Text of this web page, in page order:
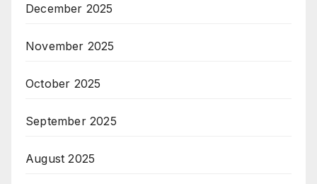
December 2025
November 2025
October 2025
September 2025
August 2025